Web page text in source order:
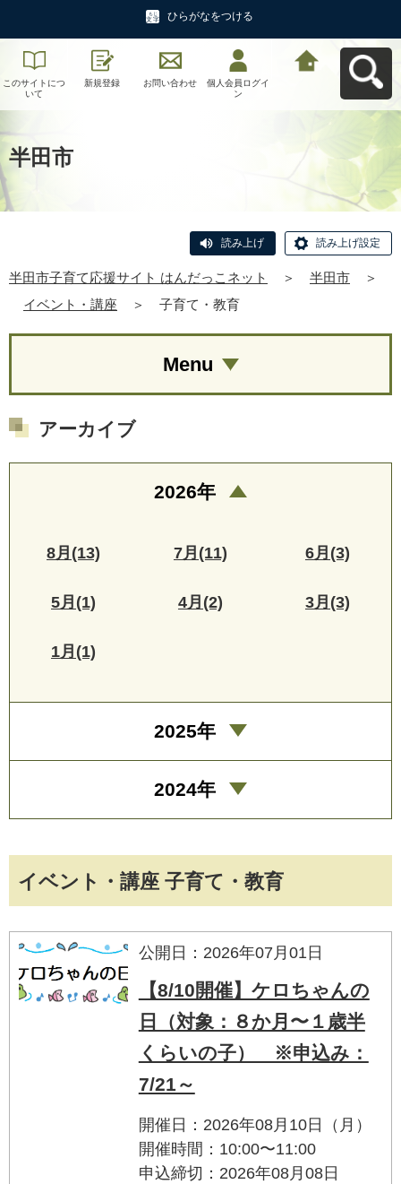
ひらがなをつける
このサイトにつ
いて
新規登録 お問い合わせ
個人会員ログイ
ン
半田市
読み上げ 読み上げ設定
半田市子育て応援サイト はんだっこネット ＞ 半田市
＞
イベント・講座
＞ 子育て・教育
イベント・講座 子育て・教育
公開日：2026年07月01日
【8/10開催】ケロちゃんの
日（対象：８か月〜１歳半
くらいの子） ※申込み：
7/21～
開催日：2026年08月10日（月）
開催時間：10:00〜11:00
申込締切：2026年08月08日
Menu
アーカイブ
2026年
8月(13) 7月(11) 6月(3)
5月(1) 4月(2) 3月(3)
1月(1)
2025年
2024年